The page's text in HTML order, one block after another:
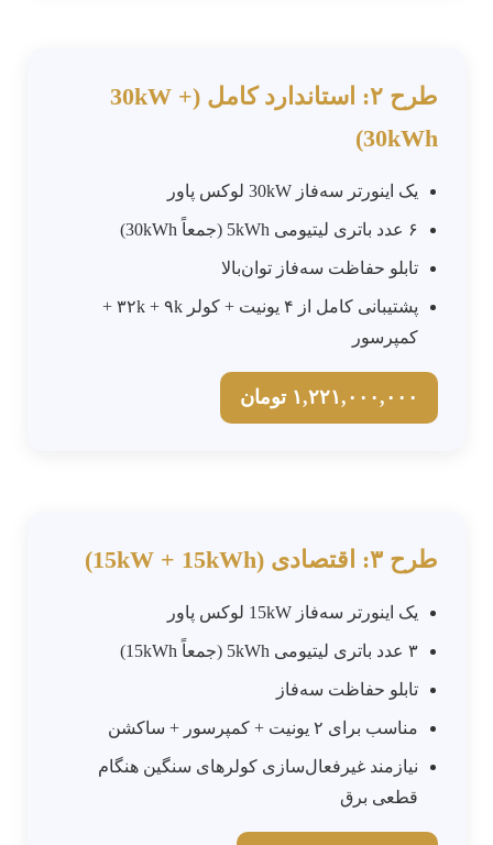
طرح ۲: استاندارد کامل (30kW +
30kWh)
یک اینورتر سه‌فاز 30kW لوکس پاور
۶ عدد باتری لیتیومی 5kWh (جمعاً 30kWh)
تابلو حفاظت سه‌فاز توان‌بالا
پشتیبانی کامل از ۴ یونیت + کولر ۳۲k + ۹k +
کمپرسور
۱,۲۲۱,۰۰۰,۰۰۰ تومان
طرح ۳: اقتصادی (15kW + 15kWh)
یک اینورتر سه‌فاز 15kW لوکس پاور
۳ عدد باتری لیتیومی 5kWh (جمعاً 15kWh)
تابلو حفاظت سه‌فاز
مناسب برای ۲ یونیت + کمپرسور + ساکشن
نیازمند غیرفعال‌سازی کولرهای سنگین هنگام
قطعی برق